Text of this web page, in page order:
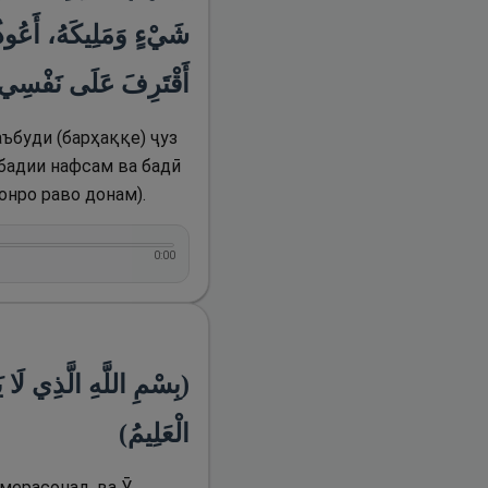
شَيْءٍ وَمَلِيكَهُ،
أَقْتَرِفَ عَلَى
(барҳаққе) ҷуз
нафсам ва бадӣ
раво донам).
0:00
(بِسْمِ اللَّهِ الَّذِي
الْعَلِيمُ)